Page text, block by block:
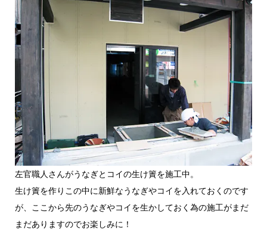
左官職人さんがうなぎとコイの生け簀を施工中。
生け簀を作りこの中に新鮮なうなぎやコイを入れておくのです
が、ここから先のうなぎやコイを生かしておく為の施工がまだ
まだありますのでお楽しみに！